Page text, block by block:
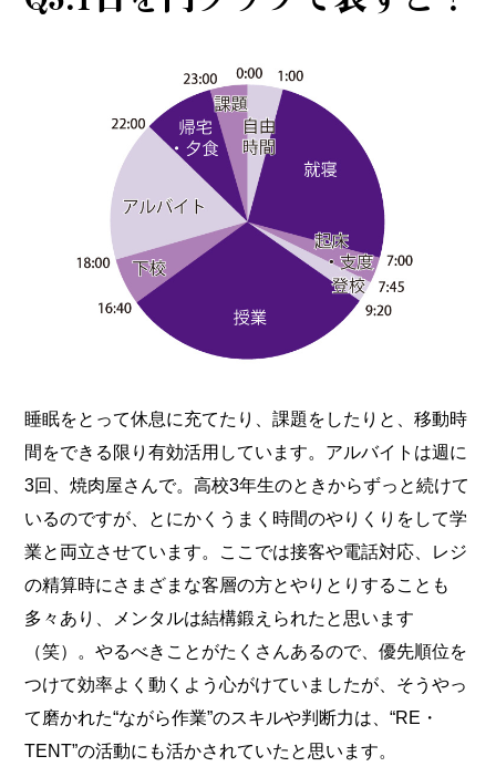
睡眠をとって休息に充てたり、課題をしたりと、移動時
間をできる限り有効活用しています。アルバイトは週に
3回、焼肉屋さんで。高校3年生のときからずっと続けて
いるのですが、とにかくうまく時間のやりくりをして学
業と両立させています。ここでは接客や電話対応、レジ
の精算時にさまざまな客層の方とやりとりすることも
多々あり、メンタルは結構鍛えられたと思います
（笑）。やるべきことがたくさんあるので、優先順位を
つけて効率よく動くよう心がけていましたが、そうやっ
て磨かれた“ながら作業”のスキルや判断力は、“RE・
TENT”の活動にも活かされていたと思います。